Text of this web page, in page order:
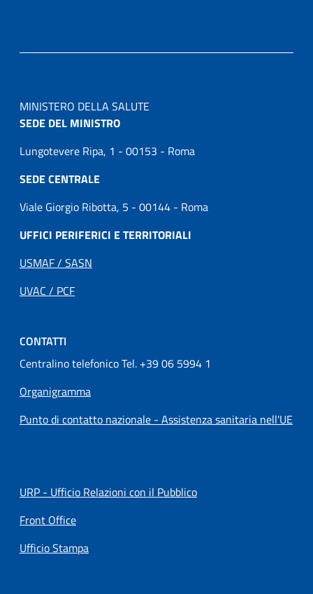
MINISTERO DELLA SALUTE
SEDE DEL MINISTRO
Lungotevere Ripa, 1 - 00153 - Roma
SEDE CENTRALE
Viale Giorgio Ribotta, 5 - 00144 - Roma
UFFICI PERIFERICI E TERRITORIALI
USMAF / SASN
UVAC / PCF
CONTATTI
Centralino telefonico Tel. +39 06 5994 1
Organigramma
Punto di contatto nazionale - Assistenza sanitaria nell'UE
URP - Ufficio Relazioni con il Pubblico
Front Office
Ufficio Stampa